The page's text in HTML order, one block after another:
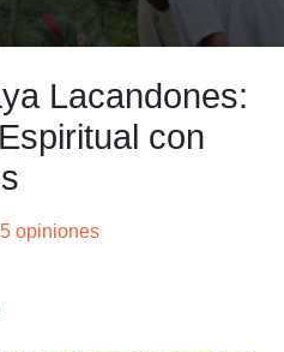
Lacandones:
con
opiniones